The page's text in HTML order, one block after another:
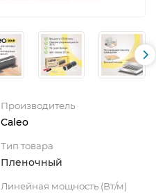
Производитель
Caleo
Тип товара
Пленочный
Линейная мощность (Вт/м)